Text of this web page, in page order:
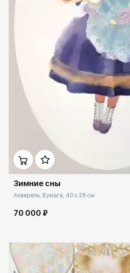
Зимние сны
Акварель, Бумага, 40 x 28 см
70 000 ₽